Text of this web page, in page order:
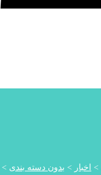
> اخبار > بدون دسته بندی >